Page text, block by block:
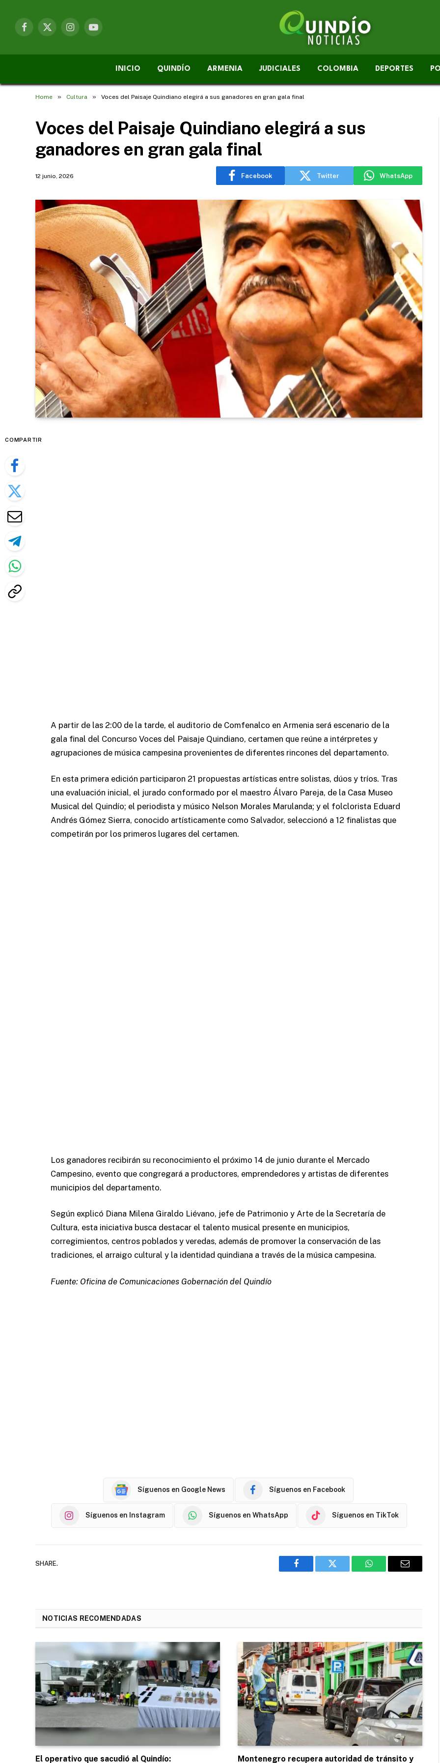
Facebook
X
InstagramYouTube
INICIO QUINDÍO ARMENIA JUDICIALES COLOMBIA DEPORTES
Home » Cultura » Voces del Paisaje Quindiano elegirá a sus ganadores en gran gala final
Voces del Paisaje Quindiano elegirá a sus
ganadores en gran gala final
12 junio, 2026 Facebook Twitter WhatsApp
COMPARTIR
A partir de las 2:00 de la tarde, el auditorio de Comfenalco en Armenia será escenario de la
gala final del Concurso Voces del Paisaje Quindiano, certamen que reúne a intérpretes y
agrupaciones de música campesina provenientes de diferentes rincones del departamento.
En esta primera edición participaron 21 propuestas artísticas entre solistas, dúos y tríos. Tras
una evaluación inicial, el jurado conformado por el maestro Álvaro Pareja, de la Casa Museo
Musical del Quindío; el periodista y músico Nelson Morales Marulanda; y el folclorista Eduard
Andrés Gómez Sierra, conocido artísticamente como Salvador, seleccionó a 12 finalistas que
competirán por los primeros lugares del certamen.
Los ganadores recibirán su reconocimiento el próximo 14 de junio durante el Mercado
Campesino, evento que congregará a productores, emprendedores y artistas de diferentes
municipios del departamento.
Según explicó Diana Milena Giraldo Liévano, jefe de Patrimonio y Arte de la Secretaría de
Cultura, esta iniciativa busca destacar el talento musical presente en municipios,
corregimientos, centros poblados y veredas, además de promover la conservación de las
tradiciones, el arraigo cultural y la identidad quindiana a través de la música campesina.
Fuente: Oficina de Comunicaciones Gobernación del Quindío
Síguenos en Google News Síguenos en Facebook
Síguenos en Instagram Síguenos en WhatsApp Síguenos en TikTok
SHARE.
Facebook Twitter WhatsAppEmail
NOTICIAS RECOMENDADAS
El operativo que sacudió al Quindío: Montenegro recupera autoridad de tránsito y